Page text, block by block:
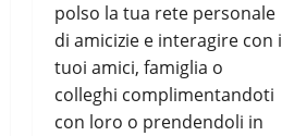
polso la tua rete personale
di amicizie e interagire con i
tuoi amici, famiglia o
colleghi complimentandoti
con loro o prendendoli in